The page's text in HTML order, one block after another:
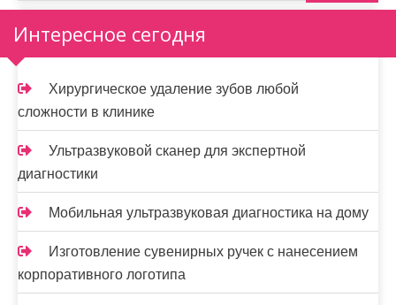
Интересное сегодня
Хирургическое удаление зубов любой
сложности в клинике
Ультразвуковой сканер для экспертной
диагностики
Мобильная ультразвуковая диагностика на дому
Изготовление сувенирных ручек с нанесением
корпоративного логотипа